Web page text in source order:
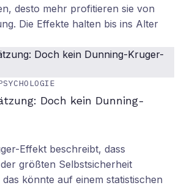
desto mehr profitieren sie von
Die Effekte halten bis ins Alter
Doch kein Dunning-
Effekt beschreibt, dass
größten Selbstsicherheit
könnte auf einem statistischen